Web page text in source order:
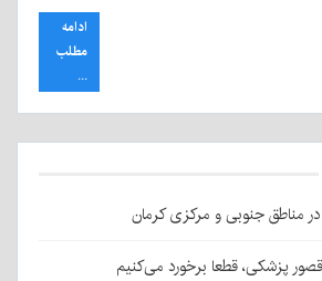
ادامه
مطلب
...
در مناطق جنوبی و مرکزی کرمان
پزشکی، قطعا برخورد می‌کنیم